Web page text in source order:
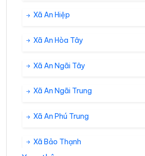
Xã An Hiệp
Xã An Hòa Tây
Xã An Ngãi Tây
Xã An Ngãi Trung
Xã An Phú Trung
Xã Bảo Thạnh